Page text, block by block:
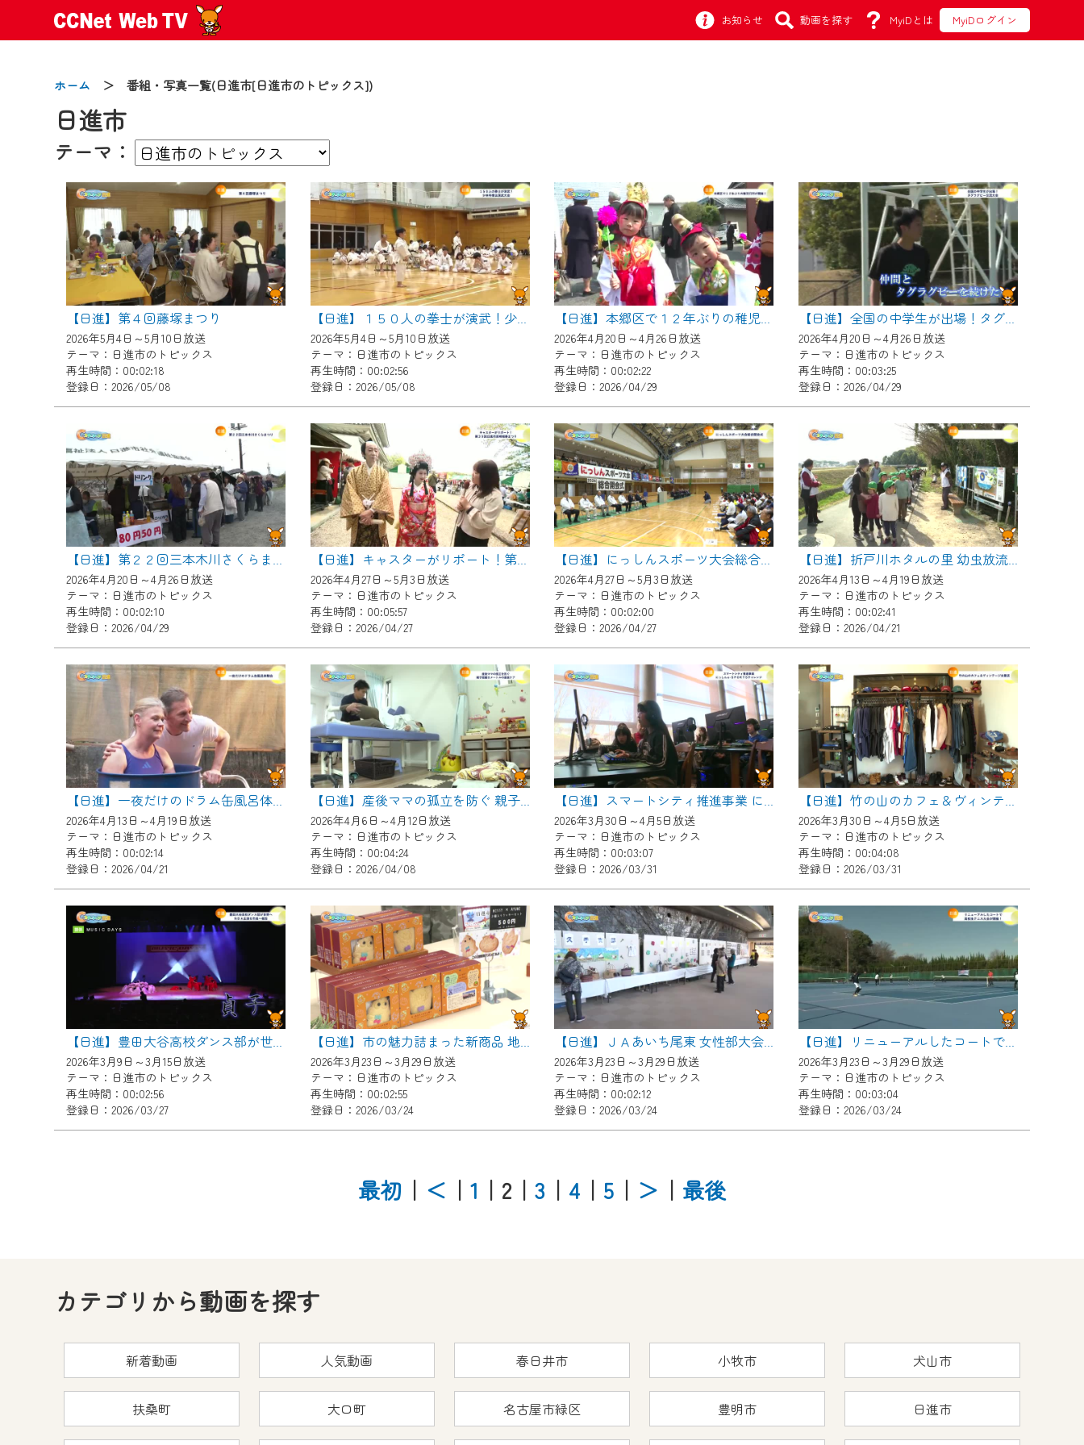
お知らせ 動画を探す MyiDとは MyiDログイン
ホーム ＞ 番組・写真一覧(日進市[日進市のトピックス])
日進市
テーマ：
【日進】第４回藤塚まつり
2026年5月4日～5月10日放送
テーマ：日進市のトピックス
再生時間：00:02:18
登録日：2026/05/08
【日進】１５０人の拳士が演武！少林寺拳法演武大会
2026年5月4日～5月10日放送
テーマ：日進市のトピックス
再生時間：00:02:56
登録日：2026/05/08
【日進】本郷区で１２年ぶりの稚児行列が開催！
2026年4月20日～4月26日放送
テーマ：日進市のトピックス
再生時間：00:02:22
登録日：2026/04/29
【日進】全国の中学生が出場！タグラグビー交流大会
2026年4月20日～4月26日放送
テーマ：日進市のトピックス
再生時間：00:03:25
登録日：2026/04/29
【日進】第２２回三本木川さくらまつり
2026年4月20日～4月26日放送
テーマ：日進市のトピックス
再生時間：00:02:10
登録日：2026/04/29
【日進】キャスターがリポート！第３９回岩崎城春まつり
2026年4月27日～5月3日放送
テーマ：日進市のトピックス
再生時間：00:05:57
登録日：2026/04/27
【日進】にっしんスポーツ大会総合開会式
2026年4月27日～5月3日放送
テーマ：日進市のトピックス
再生時間：00:02:00
登録日：2026/04/27
【日進】折戸川ホタルの里 幼虫放流会
2026年4月13日～4月19日放送
テーマ：日進市のトピックス
再生時間：00:02:41
登録日：2026/04/21
【日進】一夜だけのドラム缶風呂体験会
2026年4月13日～4月19日放送
テーマ：日進市のトピックス
再生時間：00:02:14
登録日：2026/04/21
【日進】産後ママの孤立を防ぐ 親子距離０メートルの産後ケア
2026年4月6日～4月12日放送
テーマ：日進市のトピックス
再生時間：00:04:24
登録日：2026/04/08
【日進】スマートシティ推進事業 にっしんｅ-SPORTSチャレンジ
2026年3月30日～4月5日放送
テーマ：日進市のトピックス
再生時間：00:03:07
登録日：2026/03/31
【日進】竹の山のカフェ＆ヴィンテージ古着店
2026年3月30日～4月5日放送
テーマ：日進市のトピックス
再生時間：00:04:08
登録日：2026/03/31
【日進】豊田大谷高校ダンス部が世界へ ＮＢＡ出演を市長へ報告
2026年3月9日～3月15日放送
テーマ：日進市のトピックス
再生時間：00:02:56
登録日：2026/03/27
【日進】市の魅力詰まった新商品 地域ブランド創出フェア
2026年3月23日～3月29日放送
テーマ：日進市のトピックス
再生時間：00:02:55
登録日：2026/03/24
【日進】ＪＡあいち尾東 女性部大会
2026年3月23日～3月29日放送
テーマ：日進市のトピックス
再生時間：00:02:12
登録日：2026/03/24
【日進】リニューアルしたコートで高校生テニス大会が開催！
2026年3月23日～3月29日放送
テーマ：日進市のトピックス
再生時間：00:03:04
登録日：2026/03/24
最初 ｜ ＜ ｜ 1 ｜2 ｜ 3 ｜ 4 ｜ 5 ｜ ＞ ｜ 最後
カテゴリから動画を探す
新着動画 人気動画 春日井市 小牧市 犬山市
扶桑町 大口町 名古屋市緑区 豊明市 日進市
2024/09/02
動画配信サービス『CCNet Web TV』は2024年9月24日からリニューアルします！
【変更点】
◆デザイン変更により、お住まいの地域の動画コンテンツが一目瞭然。
◆当社アプリやＰＣブラウザから、いつでも・どこでも・外出先でも！
CCNetサービスエリア20市町の地域情報番組をご視聴いただけます！
【ご注意】
2024年9月24日からはご加入者様へのサービス向上のため、
『CCNet Web TV』を利用いただくには、一部コンテンツを除き、
CCNetサービスへの加入と『CCNetマイページ※』へのログインが必要となります。
何卒、ご理解ご了承の程よろしくお願いいたします。
※マイページへのログインには、MyIDが必要となります。
※MyIDとは、CCNet Web TVを含むCCNetの各種サービスをご利用頂くためのIDです。
IDはお客様が使っているメールアドレスで設定できます。
（GmailやYahooなどのフリーメールアドレスでも作成可能です）
※マイページへのログイン・MyIDの新規登録はこちらから
※CCNetアプリをご利用中の方は引き続きご視聴いただけます。
＜メンテナンス情報＞
CCNetWebTVのリニューアルにともないメンテナンス作業を予定しています。
日時 9/24 9:30～16:30
作業の間は、CCNetWebTVの画面が「メンテナンス中」になり、ご利用いただけません。
ご不便をおかけいたしますが、ご了承の程よろしくお願いいたします。